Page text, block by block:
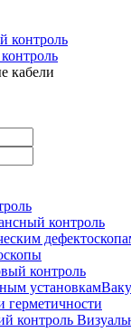
контроль
кабели
контроль
контроль
установкам
герметичности
контроль